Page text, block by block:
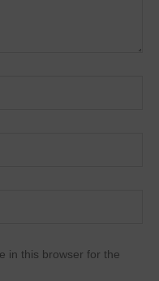
in this browser for the